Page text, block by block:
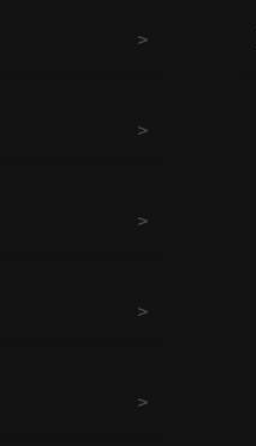
>
>
>
>
>